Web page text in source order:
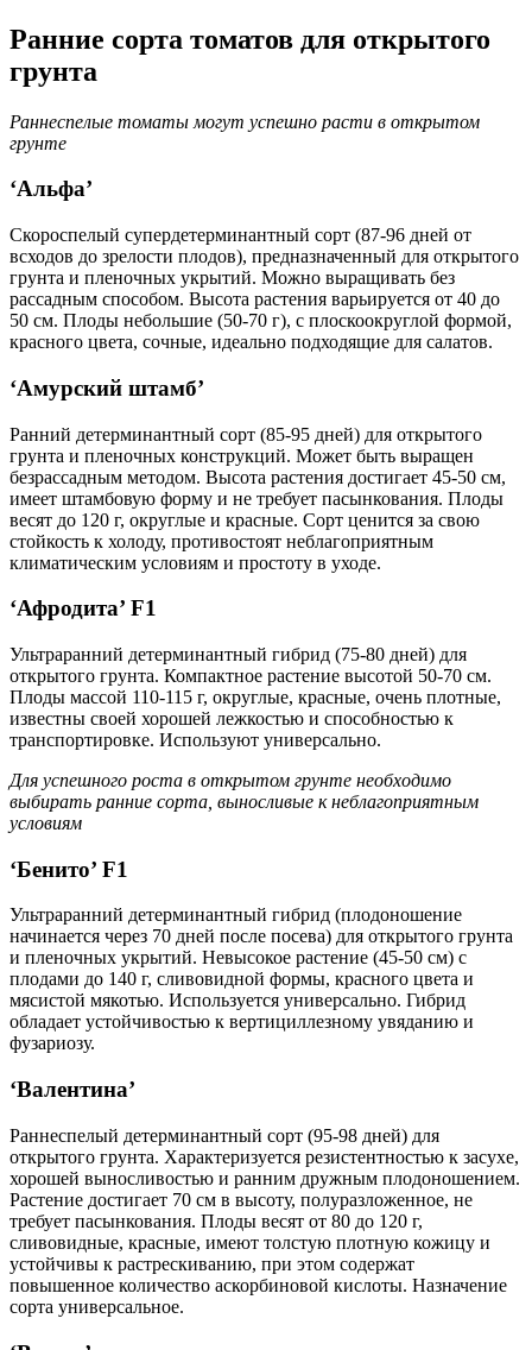
Ранние сорта томатов для открытого
грунта
Раннеспелые томаты могут успешно расти в открытом
грунте
‘Альфа’
Скороспелый супердетерминантный сорт (87-96 дней от
всходов до зрелости плодов), предназначенный для открытого
грунта и пленочных укрытий. Можно выращивать без
рассадным способом. Высота растения варьируется от 40 до
50 см. Плоды небольшие (50-70 г), с плоскоокруглой формой,
красного цвета, сочные, идеально подходящие для салатов.
‘Амурский штамб’
Ранний детерминантный сорт (85-95 дней) для открытого
грунта и пленочных конструкций. Может быть выращен
безрассадным методом. Высота растения достигает 45-50 см,
имеет штамбовую форму и не требует пасынкования. Плоды
весят до 120 г, округлые и красные. Сорт ценится за свою
стойкость к холоду, противостоят неблагоприятным
климатическим условиям и простоту в уходе.
‘Афродита’ F1
Ультраранний детерминантный гибрид (75-80 дней) для
открытого грунта. Компактное растение высотой 50-70 см.
Плоды массой 110-115 г, округлые, красные, очень плотные,
известны своей хорошей лежкостью и способностью к
транспортировке. Используют универсально.
Для успешного роста в открытом грунте необходимо
выбирать ранние сорта, выносливые к неблагоприятным
условиям
‘Бенито’ F1
Ультраранний детерминантный гибрид (плодоношение
начинается через 70 дней после посева) для открытого грунта
и пленочных укрытий. Невысокое растение (45-50 см) с
плодами до 140 г, сливовидной формы, красного цвета и
мясистой мякотью. Используется универсально. Гибрид
обладает устойчивостью к вертициллезному увяданию и
фузариозу.
‘Валентина’
Раннеспелый детерминантный сорт (95-98 дней) для
открытого грунта. Характеризуется резистентностью к засухе,
хорошей выносливостью и ранним дружным плодоношением.
Растение достигает 70 см в высоту, полуразложенное, не
требует пасынкования. Плоды весят от 80 до 120 г,
сливовидные, красные, имеют толстую плотную кожицу и
устойчивы к растрескиванию, при этом содержат
повышенное количество аскорбиновой кислоты. Назначение
сорта универсальное.